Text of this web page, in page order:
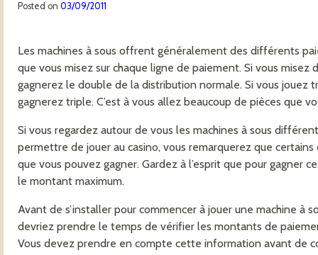
Posted on 03/09/2011
Les machines à sous offrent généralement des différents
que vous misez sur chaque ligne de paiement. Si vous misez
gagnerez le double de la distribution normale. Si vous jouez
gagnerez triple. C’est à vous allez beaucoup de pièces que
Si vous regardez autour de vous les machines à sous
permettre de jouer au casino, vous remarquerez que
que vous pouvez gagner. Gardez à l’esprit que pour gagner
le montant maximum.
Avant de s’installer pour commencer à jouer une machine à
devriez prendre le temps de vérifier les montants de
Vous devez prendre en compte cette information avant de